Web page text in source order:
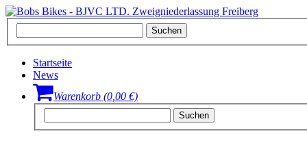
Startseite
News
Warenkorb (0,00 €)